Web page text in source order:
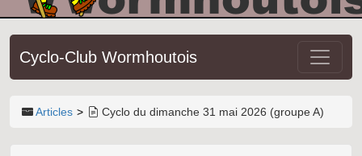
Cyclo-Club Wormhoutois
Articles Cyclo du dimanche 31 mai 2026 (groupe A)